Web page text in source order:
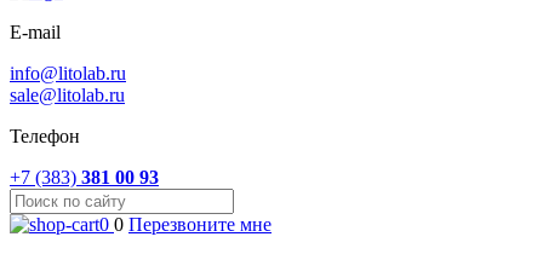
E-mail
info@litolab.ru
sale@litolab.ru
Телефон
+7 (383) 381 00 93
0 0 Перезвоните мне